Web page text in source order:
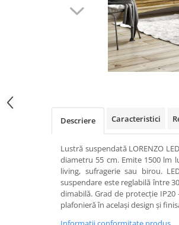
Descriere Caracteristici
Lustră suspendată LORENZO
diametru 55 cm. Emite 1500 lm
living, sufragerie sau birou.
suspendare este reglabilă între
dimabilă. Grad de protecție
plafonieră în același design și